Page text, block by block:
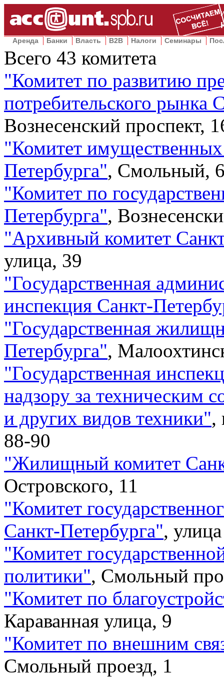
Аренда Банки Власть B2B Налоги Семинары
Всего 43 комитета
"Комитет по развитию
потребительского рынка
Вознесенский проспект,
"Комитет
Петербурга", Смольный,
"Комитет по
Петербурга",
"Архивный комитет
улица, 39
"Государственная
инспекция Санкт-
"Государственная
Петербурга",
"Государственная
надзору за техническим
и других видов техники",
88-90
"Жилищный комитет
Островского, 11
"Комитет
Санкт-Петербурга",
"Комитет
политики", Смольный
"Комитет по
Караванная улица, 9
"Комитет по внешним
Смольный проезд, 1